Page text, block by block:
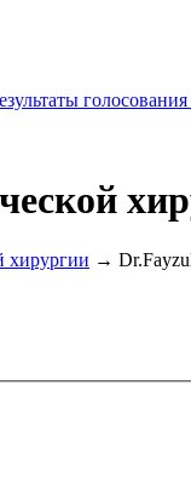
хирургии →